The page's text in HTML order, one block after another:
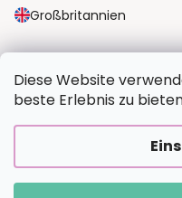
Diese Website
beste Erlebnis zu
Großbritannien
SICHERE